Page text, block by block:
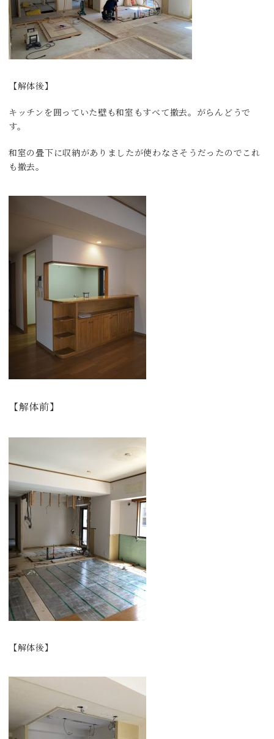
【解体後】
キッチンを囲っていた壁も和室もすべて撤去。がらんどうで
す。
和室の畳下に収納がありましたが使わなさそうだったのでこれ
も撤去。
【解体前】
【解体後】